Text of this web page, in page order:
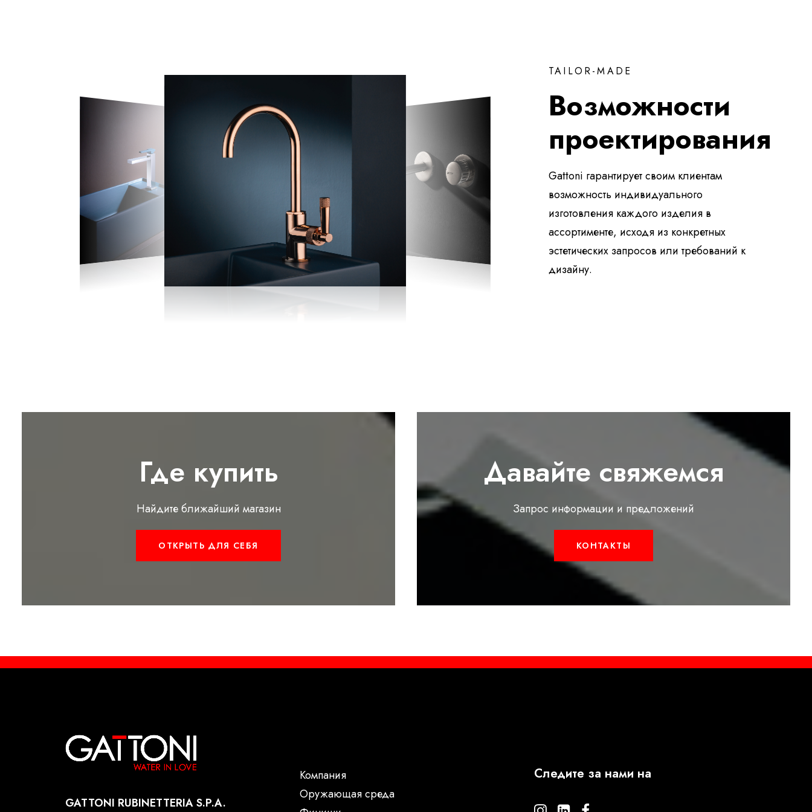
TAILOR-MADE
Возможности
проектирования
Gattoni гарантирует своим клиентам
возможность индивидуального
изготовления каждого изделия в
ассортименте, исходя из конкретных
эстетических запросов или требований к
дизайну.
Где купить
Найдите ближайший магазин
ОТКРЫТЬ ДЛЯ СЕБЯ
Давайте свяжемся
Запрос информации и предложений
КОНТАКТЫ
GATTONI RUBINETTERIA S.P.A.
Компания
Oружающая среда
Следите за нами на